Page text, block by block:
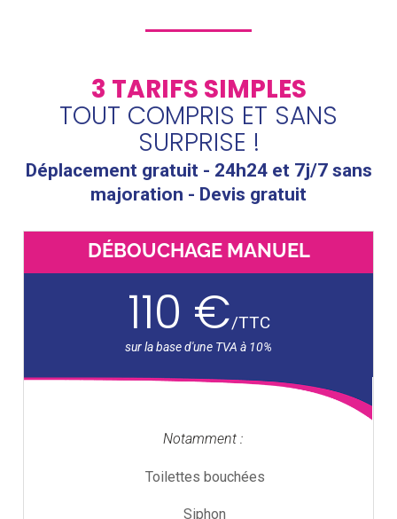
3 TARIFS SIMPLES
TOUT COMPRIS ET SANS
SURPRISE !
Déplacement gratuit - 24h24 et 7j/7 sans
majoration - Devis gratuit
DÉBOUCHAGE MANUEL
110 €/TTC
Notamment :
Toilettes bouchées
Siphon